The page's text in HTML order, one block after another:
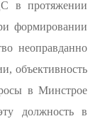
в протяжении
формировании
неоправданно
объективность
в Минстрое
должность в